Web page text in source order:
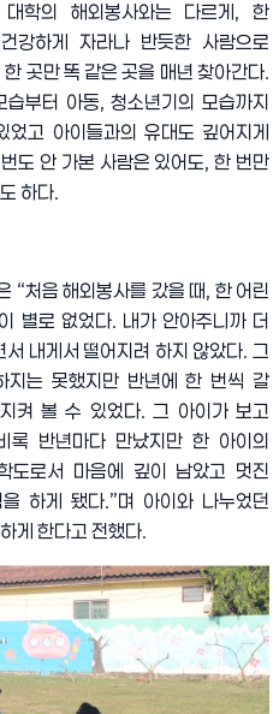
학의 해외봉사와는 다르게 ,한
강하게 자라나 반듯한 사람으로
곳만 똑 같은 곳을 매년 찾아간다.
습부터 아동,청소년기의 모습까지
었고 아이들과의 유대도 깊어지게
도 안 가본 사람은 있어도,한 번만
하다.
“처음 해외봉사를 갔을 때, 한 어린
별로 없었다. 내가 안아주니까 더
내게서 떨어지려 하지 않았다.그
지는 못했지만 반년에 한 번씩 갈
켜 볼 수 있었다.그 아이가 보고
록 반년마다 만났지만 한 아이의
도로서 마음에 깊이 남았고 멋진
하게 됐다.”며 아이와 나누었던
게 한다고 전했다.